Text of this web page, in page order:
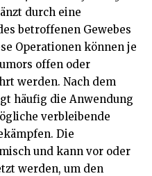
durch eine
betroffenen Gewebes
Operationen können je
offen oder
werden. Nach dem
häufig die Anwendung
verbleibende
Die
und kann vor oder
werden, um den